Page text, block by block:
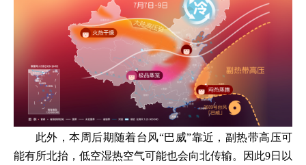
此外，本周后期随着台风“巴威”靠近，副热带高压可
能有所北抬，低空湿热空气可能也会向北传输。因此9日以